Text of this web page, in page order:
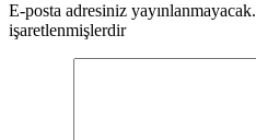
E-posta adresiniz yayınlanmayacak.
işaretlenmişlerdir